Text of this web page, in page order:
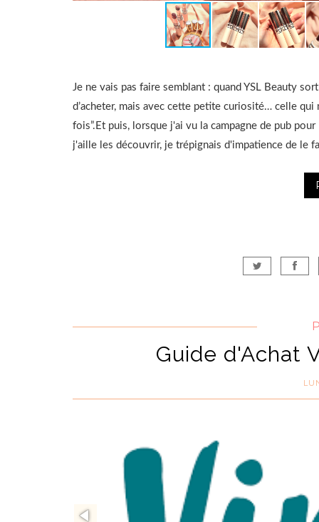
Je ne vais pas faire semblant : quand YSL Beauty
d’acheter, mais avec cette petite curiosité… celle
fois”.Et puis, lorsque j'ai vu la campagne de pub
j'aille les découvrir, je trépignais d'impatience de le
Guide d'Achat